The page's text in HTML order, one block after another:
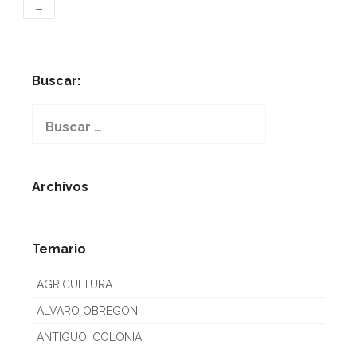
→
Buscar:
Archivos
Temario
AGRICULTURA
ALVARO OBREGON
ANTIGUO. COLONIA